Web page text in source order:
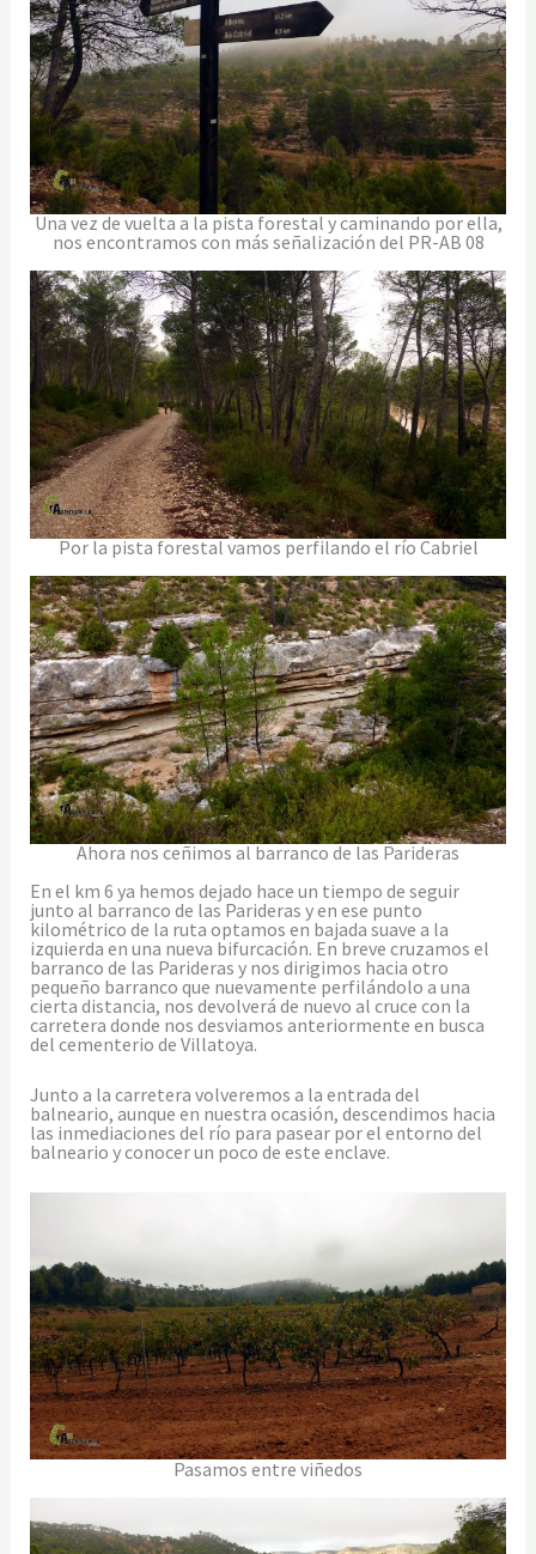
Una vez de vuelta a la pista forestal y caminando por ella,
nos encontramos con más señalización del PR-AB 08
Por la pista forestal vamos perfilando el río Cabriel
Ahora nos ceñimos al barranco de las Parideras
En el km 6 ya hemos dejado hace un tiempo de seguir
junto al barranco de las Parideras y en ese punto
kilométrico de la ruta optamos en bajada suave a la
izquierda en una nueva bifurcación. En breve cruzamos el
barranco de las Parideras y nos dirigimos hacia otro
pequeño barranco que nuevamente perfilándolo a una
cierta distancia, nos devolverá de nuevo al cruce con la
carretera donde nos desviamos anteriormente en busca
del cementerio de Villatoya.
Junto a la carretera volveremos a la entrada del
balneario, aunque en nuestra ocasión, descendimos hacia
las inmediaciones del río para pasear por el entorno del
balneario y conocer un poco de este enclave.
Pasamos entre viñedos